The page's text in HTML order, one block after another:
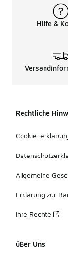
Hilfe &
Rechtliche
Cookie-
Allgemeine
Erklärung zur
Ihre Rechte
üBer Uns